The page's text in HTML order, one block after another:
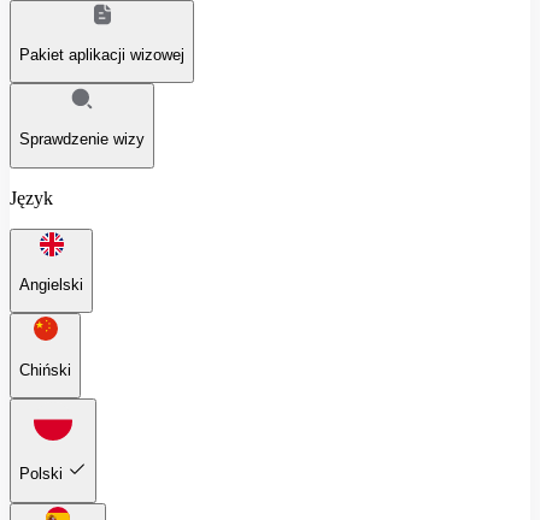
Pakiet aplikacji wizowej
Sprawdzenie wizy
Język
Angielski
Chiński
Polski